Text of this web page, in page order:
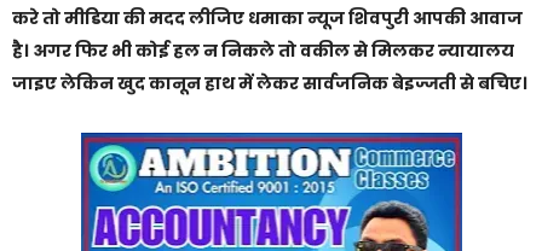
करे तो मीडिया की मदद लीजिए धमाका न्यूज शिवपुरी आपकी आवाज
है। अगर फिर भी कोई हल न निकले तो वकील से मिलकर न्यायालय
जाइए लेकिन खुद कानून हाथ में लेकर सार्वजनिक बेइज्जती से बचिए।